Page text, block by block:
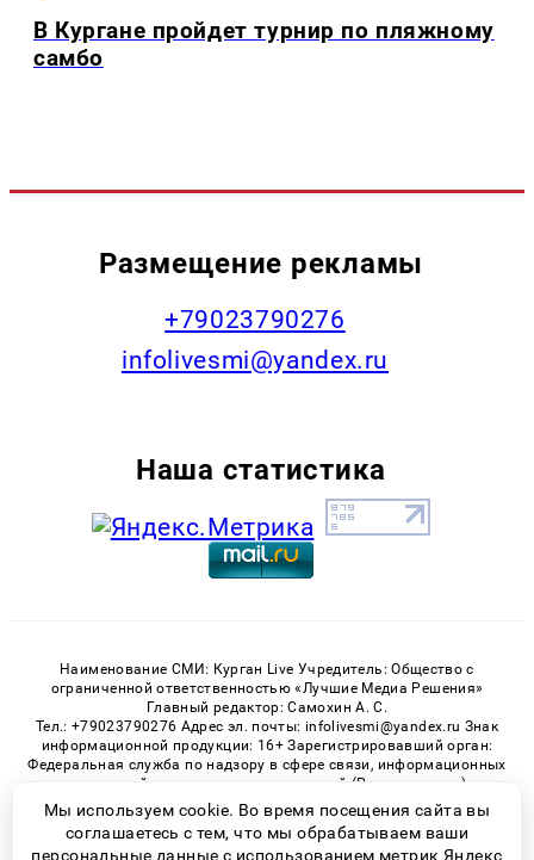
В Кургане пройдет турнир по пляжному
самбо
Размещение рекламы
+79023790276
infolivesmi@yandex.ru
Наша статистика
Наименование СМИ: Курган Live Учредитель: Общество с
ограниченной ответственностью «Лучшие Медиа Решения»
Главный редактор: Самохин А. С.
Тел.: +79023790276 Адрес эл. почты: infolivesmi@yandex.ru Знак
информационной продукции: 16+ Зарегистрировавший орган:
Федеральная служба по надзору в сфере связи, информационных
технологий и массовых коммуникаций (Роскомнадзор)
Регистрационный номер СМИ ЭЛ № ФС 77 - 82535 от 21.01.2022
Мы используем cookie. Во время посещения сайта вы
соглашаетесь с тем, что мы обрабатываем ваши
персональные данные с использованием метрик Яндекс